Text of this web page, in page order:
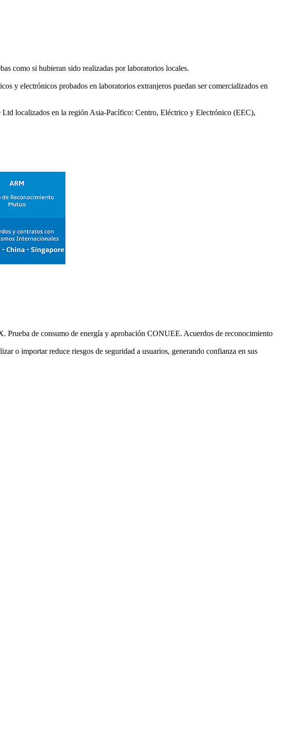
como si hubieran sido realizadas por laboratorios locales.
y electrónicos probados en laboratorios extranjeros puedan ser comercializados en
localizados en la región Asia-Pacífico: Centro, Eléctrico y Electrónico (EEC),
de consumo de energía y aprobación CONUEE. Acuerdos de reconocimiento
o importar reduce riesgos de seguridad a usuarios, generando confianza en sus